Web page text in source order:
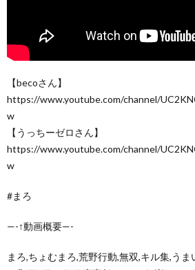
【becoさん】
https://www.youtube.com/channel/
w
【うっちーゼロさん】
https://www.youtube.com/channel/
w
#まろ
—-↑動画概要—-
まろ,ちょむまろ,荒野行動,無双,キル集,う